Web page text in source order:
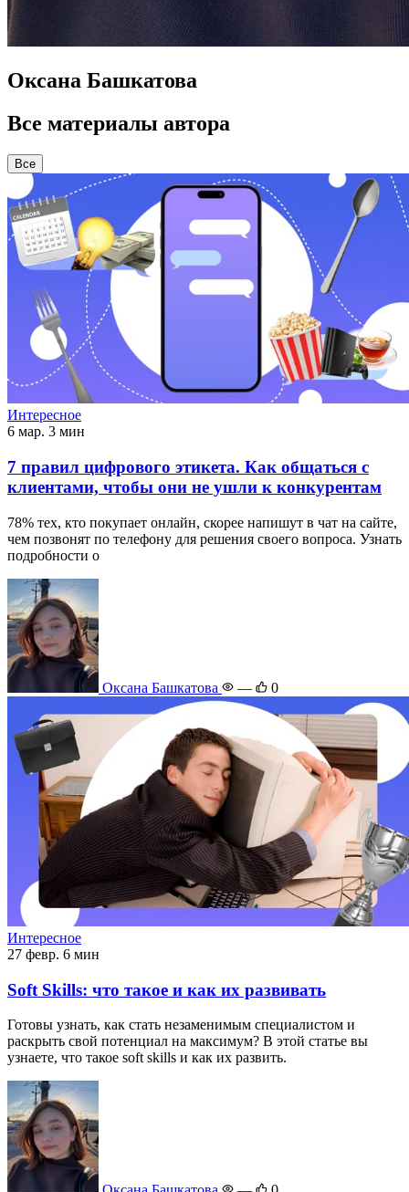
Оксана Башкатова
Все материалы автора
Все
Интересное
6 мар. 3 мин
7 правил цифрового этикета. Как общаться с
клиентами, чтобы они не ушли к конкурентам
78% тех, кто покупает онлайн, скорее напишут в чат на сайте,
чем позвонят по телефону для решения своего вопроса. Узнать
подробности о
Оксана Башкатова — 0
Интересное
27 февр. 6 мин
Soft Skills: что такое и как их развивать
Готовы узнать, как стать незаменимым специалистом и
раскрыть свой потенциал на максимум? В этой статье вы
узнаете, что такое soft skills и как их развить.